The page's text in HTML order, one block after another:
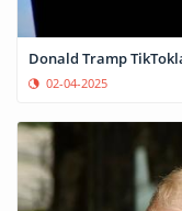
Donald Tramp
02-04-2025